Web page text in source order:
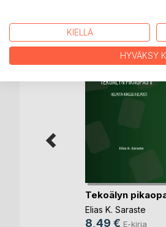
LISÄÄ
Tekoälyn
Elias K. Saraste
8,49 € E-kirja
KIELLÄ
HYVÄKSY